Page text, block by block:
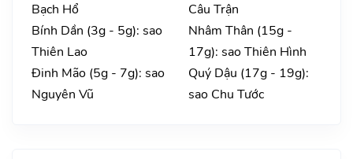
Bạch Hổ
Bính Dần (3g - 5g): sao
Thiên Lao
Đinh Mão (5g - 7g): sao
Nguyên Vũ
Câu Trận
Nhâm Thân (15g -
17g): sao Thiên Hình
Quý Dậu (17g - 19g):
sao Chu Tước